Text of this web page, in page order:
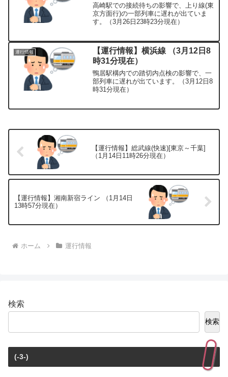
高崎駅での接続待ちの影響で、上り線(東
京方面行)の一部列車に遅れが出ていま
す。（3月26日23時23分現在）
運行情報
【運行情報】横浜線 （3月12日8
時31分現在）
鴨居駅構内での踏切内点検の影響で、一
部列車に遅れが出ています。（3月12日8
時31分現在）
【運行情報】総武線(快速)[東京～千葉]
（1月14日11時26分現在）
【運行情報】湘南新宿ライン （1月14日
13時57分現在）
ホーム 運行情報
検索
検索
(-3-)